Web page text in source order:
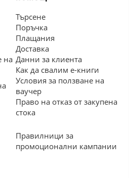
на
Търсене
Поръчка
Плащания
Доставка
Данни за клиента
Как да свалим е-книги
Условия за ползване на
ваучер
Право на отказ от закупена
стока
Правилници за
промоционални кампании